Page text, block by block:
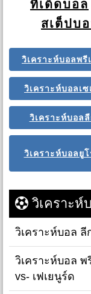
ทีเด็ดบอล
สเต็ปบ
วิเคราะห์บอลพรี
วิเคราะห์บอลเซ
วิเคราะห์บอลลี
วิเคราะห์บอลยู
วิเคราะห์
วิเคราะห์บอล
วิเคราะห์บอล
vs- เฟเยนูร์ด